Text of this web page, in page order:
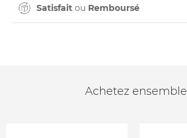
Satisfait ou Remboursé
Achetez ensemble